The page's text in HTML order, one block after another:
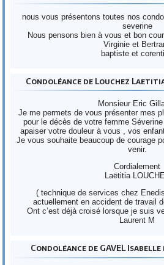
nous vous présentons toutes nos
severine
Nous pensons bien à vous et bon
Virginie et
baptiste et
Condoléance de Louchez
Monsieur Eric
Je me permets de vous présenter mes
pour le décès de votre femme
apaiser votre douleur à vous , vos
Je vous souhaite beaucoup de courage
venir.
Cordialement
Laëtitia
( technique de services chez
actuellement en accident de travail
Ont c’est déjà croisé lorsque je suis
Laurent M
Condoléance de GAVEL